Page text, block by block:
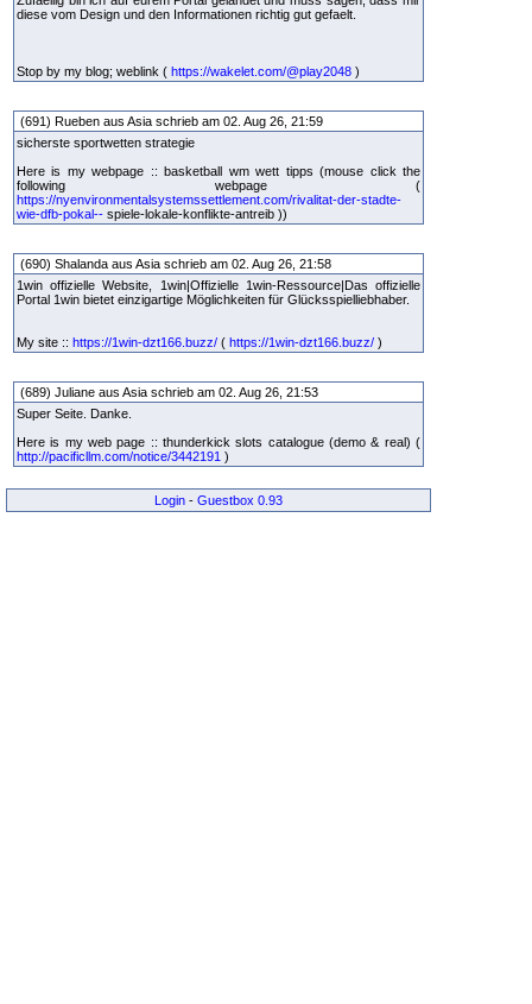
diese vom Design und den Informationen richtig gut gefaelt.
Stop by my blog; weblink ( https://wakelet.com/@play2048 )
(691) Rueben aus Asia schrieb am 02. Aug 26, 21:59
sicherste sportwetten strategie
Here is my webpage :: basketball wm wett tipps (mouse click the
following webpage (
https://nyenvironmentalsystemssettlement.com/rivalitat-der-stadte-
wie-dfb-pokal-- spiele-lokale-konflikte-antreib ))
(690) Shalanda aus Asia schrieb am 02. Aug 26, 21:58
1win offizielle Website, 1win|Offizielle 1win-Ressource|Das offizielle
Portal 1win bietet einzigartige Möglichkeiten für Glücksspielliebhaber.
My site :: https://1win-dzt166.buzz/ ( https://1win-dzt166.buzz/ )
(689) Juliane aus Asia schrieb am 02. Aug 26, 21:53
Super Seite. Danke.
Here is my web page :: thunderkick slots catalogue (demo & real) (
http://pacificllm.com/notice/3442191 )
Login - Guestbox 0.93